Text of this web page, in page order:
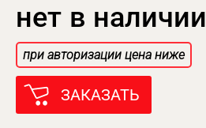
нет в наличии
при авторизации цена ниже
ЗАКАЗАТЬ